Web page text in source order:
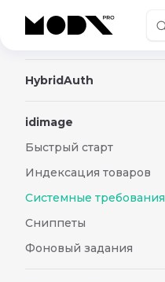
Skip to content
GoogleSheets
HybridAuth
idimage
Быстрый старт
Индексация товаров
Системные требования
Сниппеты
Фоновый задания